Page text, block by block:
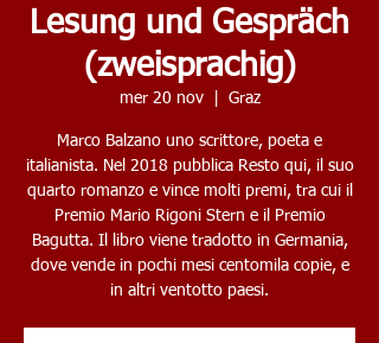
Lesung und Gespräch
(zweisprachig)
mer 20 nov
  |
Graz
Marco Balzano uno scrittore, poeta e
italianista. Nel 2018 pubblica Resto qui, il suo
quarto romanzo e vince molti premi, tra cui il
Premio Mario Rigoni Stern e il Premio
Bagutta. Il libro viene tradotto in Germania,
dove vende in pochi mesi centomila copie, e
in altri ventotto paesi.